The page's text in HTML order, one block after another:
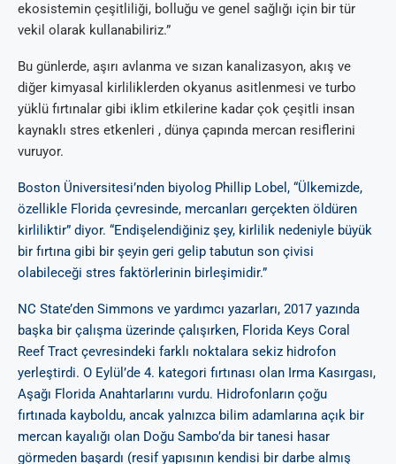
ekosistemin çeşitliliği, bolluğu ve genel sağlığı için bir tür
vekil olarak kullanabiliriz.”
Bu günlerde, aşırı avlanma ve sızan kanalizasyon, akış ve
diğer kimyasal kirliliklerden okyanus asitlenmesi ve turbo
yüklü fırtınalar gibi iklim etkilerine kadar çok çeşitli insan
kaynaklı stres etkenleri , dünya çapında mercan resiflerini
vuruyor.
Boston Üniversitesi’nden biyolog Phillip Lobel, “Ülkemizde,
özellikle Florida çevresinde, mercanları gerçekten öldüren
kirliliktir” diyor. “Endişelendiğiniz şey, kirlilik nedeniyle büyük
bir fırtına gibi bir şeyin geri gelip tabutun son çivisi
olabileceği stres faktörlerinin birleşimidir.”
NC State’den Simmons ve yardımcı yazarları, 2017 yazında
başka bir çalışma üzerinde çalışırken, Florida Keys Coral
Reef Tract çevresindeki farklı noktalara sekiz hidrofon
yerleştirdi. O Eylül’de 4. kategori fırtınası olan Irma Kasırgası,
Aşağı Florida Anahtarlarını vurdu. Hidrofonların çoğu
fırtınada kayboldu, ancak yalnızca bilim adamlarına açık bir
mercan kayalığı olan Doğu Sambo’da bir tanesi hasar
görmeden başardı (resif yapısının kendisi bir darbe almış